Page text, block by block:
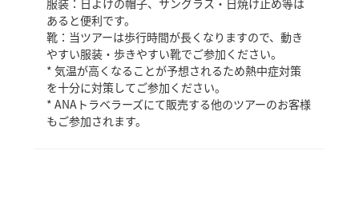
服装：日よけの帽子、サングラス・日焼け止め等は
あると便利です。
靴：当ツアーは歩行時間が長くなりますので、動き
やすい服装・歩きやすい靴でご参加ください。
* 気温が高くなることが予想されるため熱中症対策
を十分に対策してご参加ください。
* ANAトラベラーズにて販売する他のツアーのお客様
もご参加されます。